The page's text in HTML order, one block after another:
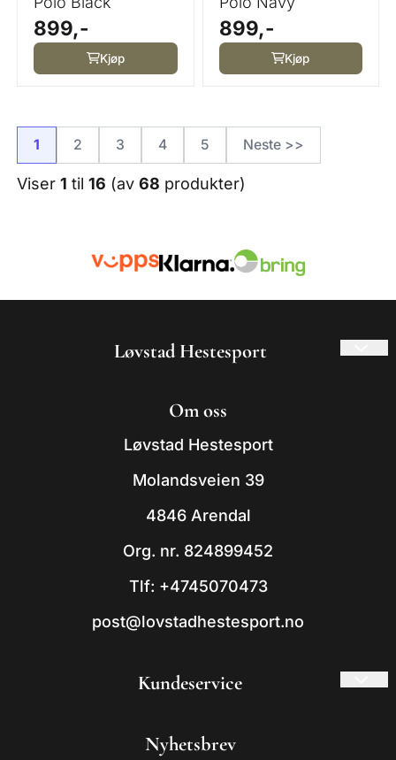
899,-
Kjøp
899,-
Kjøp
1 2 3 4 5 Neste >>
Viser 1 til 16 (av 68 produkter)
Løvstad Hestesport
- Powered by Mystore.no
Om oss
Løvstad Hestesport
Molandsveien 39
4846 Arendal
Org. nr. 824899452
Tlf: +4745070473
post@lovstadhestesport.no
Kundeservice
Om oss
Nyhetsbrev